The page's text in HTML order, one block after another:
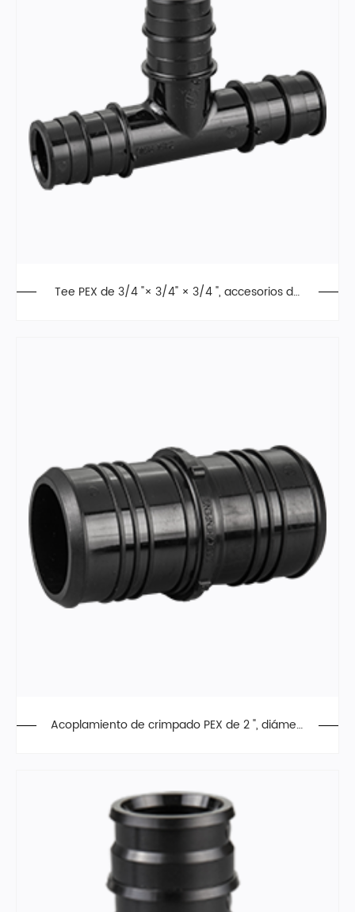
Tee PEX de 3/4 "× 3/4" × 3/4 ", accesorios de
Acoplamiento de crimpado PEX de 2 ", diámetr